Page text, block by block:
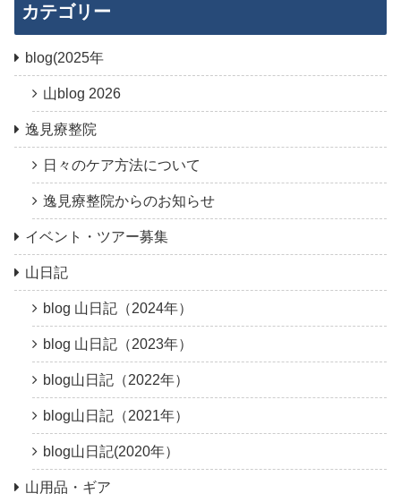
カテゴリー
blog(2025年
山blog 2026
逸見療整院
日々のケア方法について
逸見療整院からのお知らせ
イベント・ツアー募集
山日記
blog 山日記（2024年）
blog 山日記（2023年）
blog山日記（2022年）
blog山日記（2021年）
blog山日記(2020年）
山用品・ギア